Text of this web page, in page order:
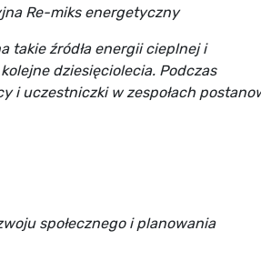
Re-miks energetyczny
takie źródła energii cieplnej i
dziesięciolecia. Podczas
i uczestniczki w zespołach
społecznego i planowania